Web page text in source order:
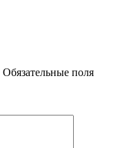
Обязательные поля